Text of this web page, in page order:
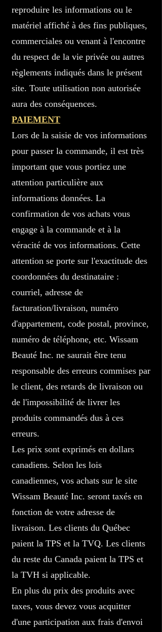
reproduire les informations ou le
matériel affiché à des fins publiques,
commerciales ou venant à l'encontre
du respect de la vie privée ou autres
règlements indiqués dans le présent
site. Toute utilisation non autorisée
aura des conséquences.
PAIEMENT
Lors de la saisie de vos informations
pour passer la commande, il est très
important que vous portiez une
attention particulière aux
informations données. La
confirmation de vos achats vous
engage à la commande et à la
véracité de vos informations. Cette
attention se porte sur l'exactitude des
coordonnées du destinataire :
courriel, adresse de
facturation/livraison, numéro
d'appartement, code postal, province,
numéro de téléphone, etc. Wissam
Beauté Inc. ne saurait être tenu
responsable des erreurs commises par
le client, des retards de livraison ou
de l'impossibilité de livrer les
produits commandés dus à ces
erreurs.
Les prix sont exprimés en dollars
canadiens. Selon les lois
canadiennes, vos achats sur le site
Wissam Beauté Inc. seront taxés en
fonction de votre adresse de
livraison. Les clients du Québec
paient la TPS et la TVQ. Les clients
du reste du Canada paient la TPS et
la TVH si applicable.
En plus du prix des produits avec
taxes, vous devez vous acquitter
d'une participation aux frais d'envoi